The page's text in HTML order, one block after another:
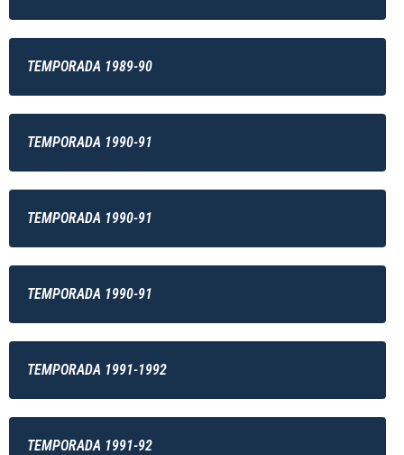
TEMPORADA 1989-90
TEMPORADA 1990-91
TEMPORADA 1990-91
TEMPORADA 1990-91
TEMPORADA 1991-1992
TEMPORADA 1991-92